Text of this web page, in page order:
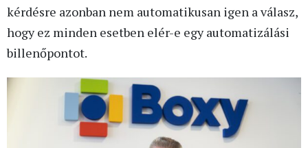
kérdésre azonban nem automatikusan igen a válasz,
hogy ez minden esetben elér-e egy automatizálási
billenőpontot.